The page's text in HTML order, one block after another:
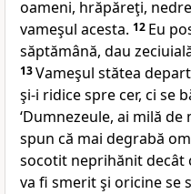
oameni, hrăpăreţi,
vameşul acesta. 12 Eu
săptămână, dau
13Vameşul stătea
şi-i ridice spre cer, ci se
‘Dumnezeule, ai milă de
spun că mai degrabă
socotit neprihănit decât
va fi smerit şi oricine se